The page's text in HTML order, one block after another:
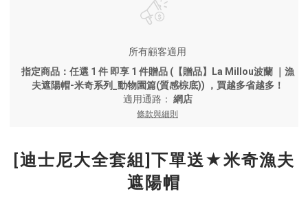
所有顧客適用
指定商品：任選 1 件 即享 1 件贈品 (【贈品】La Millou波蘭 ｜漁
夫遮陽帽-米奇系列_動物園篇(質感棕底)) ，買越多省越多！
適用通路： 網店
條款與細則
[迪士尼大全套組]下單送★米奇漁夫
遮陽帽